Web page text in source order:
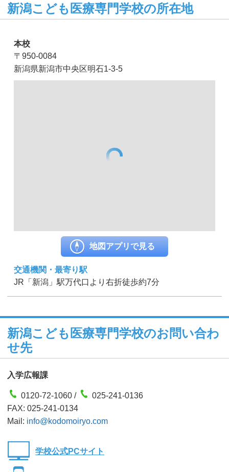
新潟こども医療専門学校の所在地
本校
〒950-0084
新潟県新潟市中央区明石1-3-5
地図アプリで見る
交通機関・最寄り駅
JR「新潟」駅万代口より右折徒歩約7分
新潟こども医療専門学校のお問い合わ
せ先
入学広報課
0120-72-1060 /
025-241-0136
FAX: 025-241-0134
Mail: info@kodomoiryo.com
学校公式PCサイト